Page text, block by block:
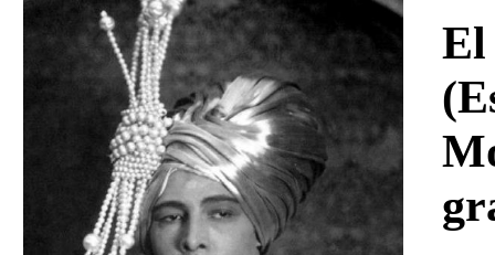
Download
El